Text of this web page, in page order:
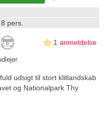
8 pers.
1 anmeldelse
udsigt til stort klitlandskab
og Nationalpark Thy